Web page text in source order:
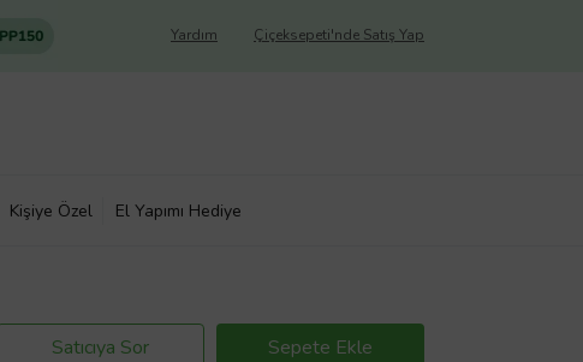
Çiçeksepeti'nde Satış Yap
Yardım
Kişiye Özel El Yapımı Hediye
Satıcıya Sor Sepete Ekle